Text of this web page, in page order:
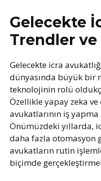
Gelecekte
Trendler
Gelecekte icra
dünyasında büyük bir
teknolojinin rolü
Özellikle yapay zeka
avukatlarının iş
Önümüzdeki yıllarda,
daha fazla otomasyon
avukatların rutin
biçimde